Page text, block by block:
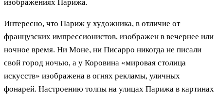
изображениях Парижа.
Интересно, что Париж у художника, в отличие от
французских импрессионистов, изображен в вечернее или
ночное время. Ни Моне, ни Писарро никогда не писали
свой город ночью, а у Коровина «мировая столица
искусств» изображена в огнях рекламы, уличных
фонарей. Настроению толпы на улицах Парижа в картинах